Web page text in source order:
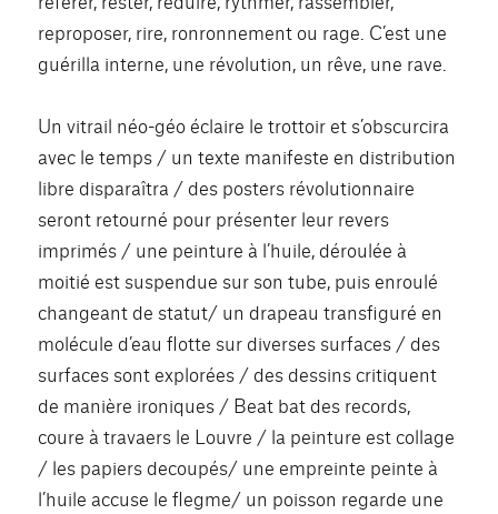
reproposer, rire, ronronnement ou rage. C’est une
guérilla interne, une révolution, un rêve, une rave.
Un vitrail néo-géo éclaire le trottoir et s’obscurcira
avec le temps / un texte manifeste en distribution
libre disparaîtra / des posters révolutionnaire
seront retourné pour présenter leur revers
imprimés / une peinture à l’huile, déroulée à
moitié est suspendue sur son tube, puis enroulé
changeant de statut/ un drapeau transfiguré en
molécule d’eau flotte sur diverses surfaces / des
surfaces sont explorées / des dessins critiquent
de manière ironiques / Beat bat des records,
coure à travaers le Louvre / la peinture est collage
/ les papiers decoupés/ une empreinte peinte à
l’huile accuse le flegme/ un poisson regarde une